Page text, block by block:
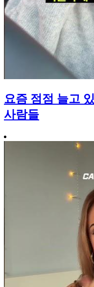
요즘 점점 늘고
사람들